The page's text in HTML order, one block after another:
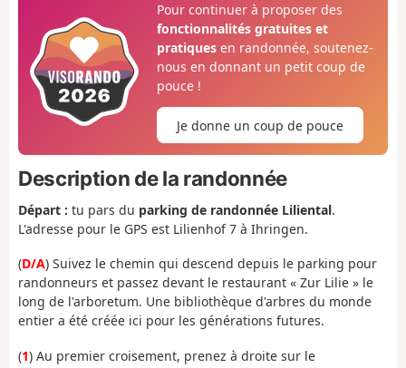
Pour continuer à proposer des
fonctionnalités gratuites et
pratiquesen randonnée, soutenez-
nous en donnant un petit coup de
pouce !
Je donne un coup de pouce
Description de la randonnée
Départ : tu pars du parking de randonnée Liliental.
L'adresse pour le GPS est Lilienhof 7 à Ihringen.
(D/A) Suivez le chemin qui descend depuis le parking pour
randonneurs et passez devant le restaurant « Zur Lilie » le
long de l'arboretum. Une bibliothèque d'arbres du monde
entier a été créée ici pour les générations futures.
(1) Au premier croisement, prenez à droite sur le